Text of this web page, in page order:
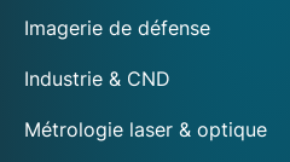
Imagerie de défense
Industrie & CND
Métrologie laser & optique